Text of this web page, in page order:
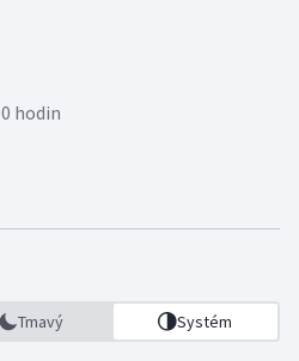
hodin
Tmavý Systém